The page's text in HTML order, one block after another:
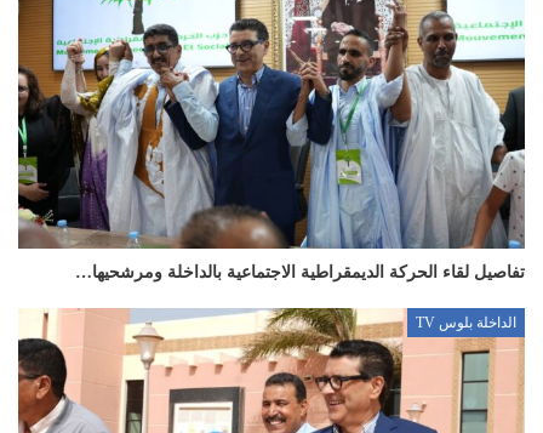
تفاصيل لقاء الحركة الديمقراطية الاجتماعية بالداخلة ومرشحيها…
الداخلة بلوس TV